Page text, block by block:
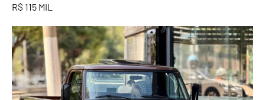
R$ 115 MIL